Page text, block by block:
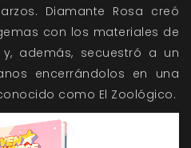
Diamante Rosa creó
con los materiales de
además, secuestró a un
encerrándolos en una
como El Zoológico.